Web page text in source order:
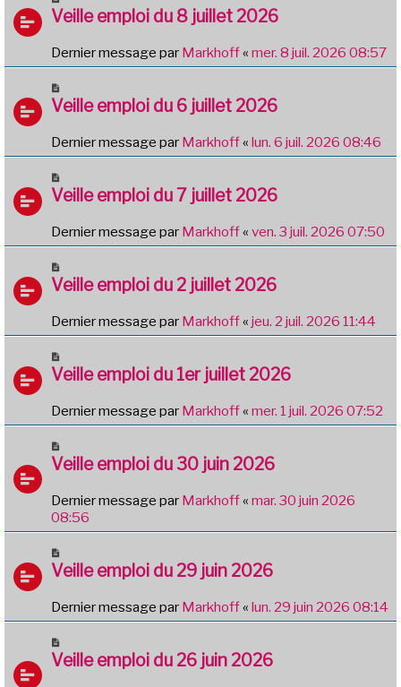
Veille emploi du 8 juillet 2026
Dernier message par Markhoff« mer. 8 juil. 2026 08:57
Veille emploi du 6 juillet 2026
Dernier message par Markhoff« lun. 6 juil. 2026 08:46
Veille emploi du 7 juillet 2026
Dernier message par Markhoff« ven. 3 juil. 2026 07:50
Veille emploi du 2 juillet 2026
Dernier message par Markhoff« jeu. 2 juil. 2026 11:44
Veille emploi du 1er juillet 2026
Dernier message par Markhoff« mer. 1 juil. 2026 07:52
Veille emploi du 30 juin 2026
Dernier message par Markhoff« mar. 30 juin 2026
08:56
Veille emploi du 29 juin 2026
Dernier message par Markhoff« lun. 29 juin 2026 08:14
Veille emploi du 26 juin 2026